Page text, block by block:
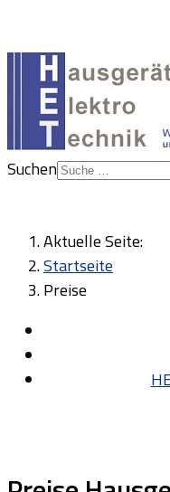
Suchen
Aktuelle Seite:
Startseite
Preise